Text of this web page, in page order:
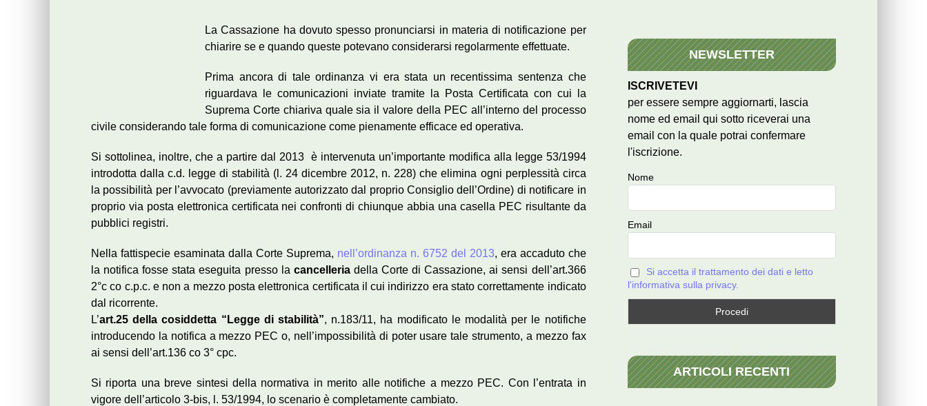
La Cassazione ha dovuto spesso pronunciarsi in materia di notificazione per
chiarire se e quando queste potevano considerarsi regolarmente effettuate.
Prima ancora di tale ordinanza vi era stata un recentissima sentenza che
riguardava le comunicazioni inviate tramite la Posta Certificata con cui la
Suprema Corte chiariva quale sia il valore della PEC all’interno del processo
civile considerando tale forma di comunicazione come pienamente efficace ed operativa.
Si sottolinea, inoltre, che a partire dal 2013 è intervenuta un’importante modifica alla legge 53/1994
introdotta dalla c.d. legge di stabilità (l. 24 dicembre 2012, n. 228) che elimina ogni perplessità circa
la possibilità per l’avvocato (previamente autorizzato dal proprio Consiglio dell’Ordine) di notificare in
proprio via posta elettronica certificata nei confronti di chiunque abbia una casella PEC risultante da
pubblici registri.
Nella fattispecie esaminata dalla Corte Suprema, nell’ordinanza n. 6752 del 2013, era accaduto che
la notifica fosse stata eseguita presso la cancelleriadella Corte di Cassazione, ai sensi dell’art.366
2°c co c.p.c. e non a mezzo posta elettronica certificata il cui indirizzo era stato correttamente indicato
dal ricorrente.
L’art.25 della cosiddetta “Legge di stabilità”, n.183/11, ha modificato le modalità per le notifiche
introducendo la notifica a mezzo PEC o, nell’impossibilità di poter usare tale strumento, a mezzo fax
ai sensi dell’art.136 co 3° cpc.
Si riporta una breve sintesi della normativa in merito alle notifiche a mezzo PEC. Con l’entrata in
vigore dell’articolo 3-bis, l. 53/1994, lo scenario è completamente cambiato.
NEWSLETTER
ISCRIVETEVI
per essere sempre aggiornarti, lascia
nome ed email qui sotto riceverai una
email con la quale potrai confermare
l'iscrizione.
Nome
Email
Si accetta il trattamento dei dati e letto
l'informativa sulla privacy.
ARTICOLI RECENTI